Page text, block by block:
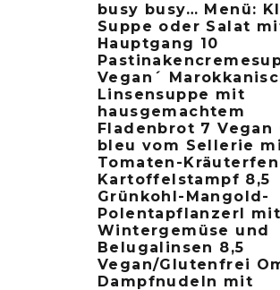
busy busy… Menü:
Suppe oder Salat
Hauptgang 10
Vegan´
Linsensuppe mit
hausgemachtem
Fladenbrot 7 Vegan
bleu vom Sellerie
Tomaten-
Kartoffelstampf 8,5
Grünkohl-Mangold-
Polentapflanzerl mit
Wintergemüse und
Belugalinsen 8,5
Vegan/Glutenfrei
Dampfnudeln mit